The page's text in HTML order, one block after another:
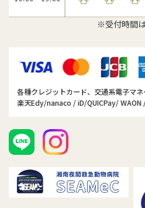
※受付時間
各種クレジットカード、交通系電子マ
楽天Edy/nanaco / iD/QUICPay/ WAON